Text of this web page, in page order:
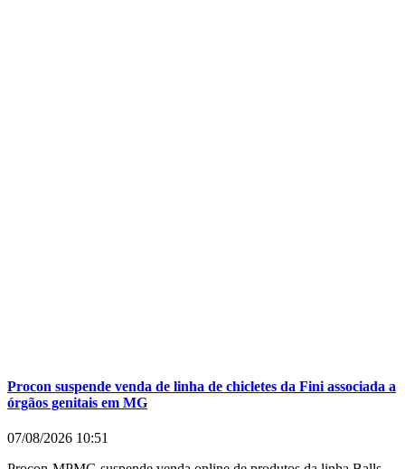
Procon suspende venda de linha de chicletes da Fini associada a
órgãos genitais em MG
07/08/2026 10:51